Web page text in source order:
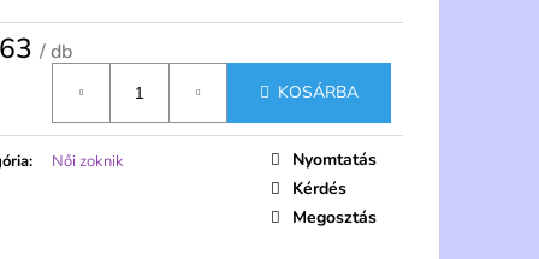
/ db
KOSÁRBA
: Női zoknik
Nyomtatás
Kérdés
Megosztás